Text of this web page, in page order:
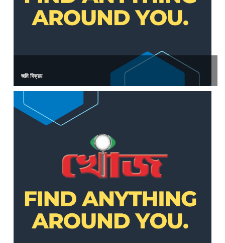
জমি বিক্রয়